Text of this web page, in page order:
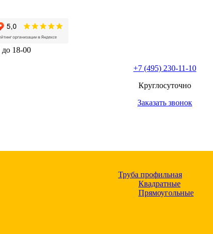
18-00
+7 (495) 230-11-10
Круглосуточно
Заказать звонок
Труба профильная
Квадратные
Прямоугольные